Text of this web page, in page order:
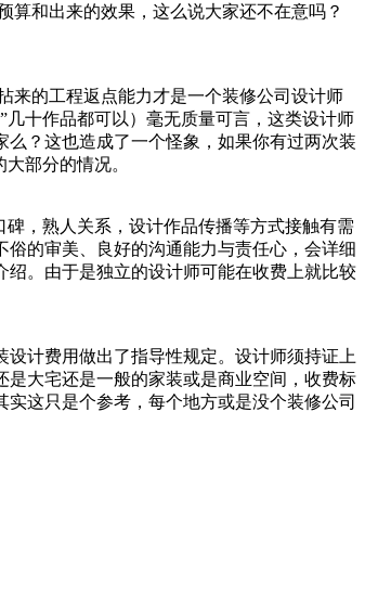
算和出来的效果，这么说大家还不在意吗？
来的工程返点能力才是一个装修公司设计师
十作品都可以）毫无质量可言，这类设计师
？这也造成了一个怪象，如果你有过两次装
部分的情况。
，熟人关系，设计作品传播等方式接触有需
的审美、良好的沟通能力与责任心，会详细
。由于是独立的设计师可能在收费上就比较
计费用做出了指导性规定。设计师须持证上
大宅还是一般的家装或是商业空间，收费标
这只是个参考，每个地方或是没个装修公司